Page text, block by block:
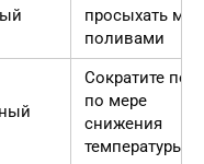
просыхать
поливами
Сократите
по мере
снижения
температуры